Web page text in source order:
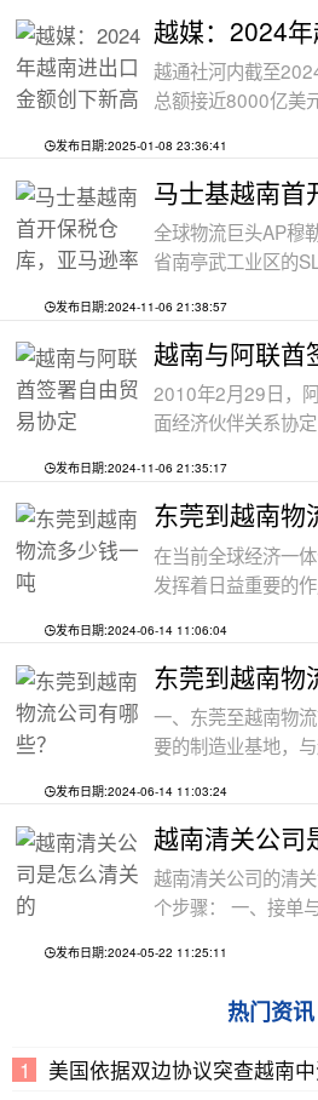
越通社河内截至
总额接近8000亿美
发布日期:2025-01-08 23:36:41
全球物流巨头AP穆
省南亭武工业区的
发布日期:2024-11-06 21:38:57
越南与阿联酋
2010年2月29日，
面经济伙伴关系协
发布日期:2024-11-06 21:35:17
东莞到越南物
在当前全球经济一
发挥着日益重要的
发布日期:2024-06-14 11:06:04
东莞到越南物
一、东莞至越南物
要的制造业基地，
发布日期:2024-06-14 11:03:24
越南清关公司
越南清关公司的清
个步骤： 一、接单
发布日期:2024-05-22 11:25:11
热门资讯
美国依据双边协议突查越南